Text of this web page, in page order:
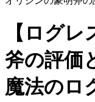
【ログ
斧の評価
魔法のロ